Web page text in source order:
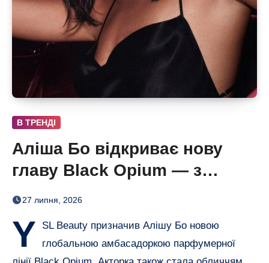
В ТРЕНДІ
Аліша Бо відкриває нову
главу Black Opium — з
ароматом полуниці, кави й
27 липня, 2026
Y
SL Beauty призначив Алішу Бо новою
глобальною амбасадоркою парфумерної